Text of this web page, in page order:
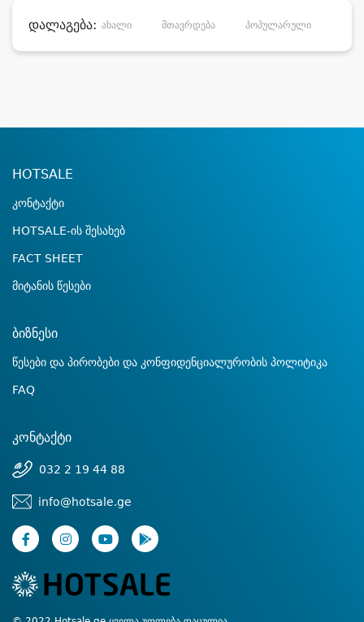
დალაგება: ახალი მთავრდება პოპულარული
HOTSALE
კონტაქტი
HOTSALE-ის შესახებ
FACT SHEET
მიტანის წესები
ბიზნესი
წესები და პირობები და კონფიდენციალურობის პოლიტიკა
FAQ
კონტაქტი
032 2 19 44 88
info@hotsale.ge